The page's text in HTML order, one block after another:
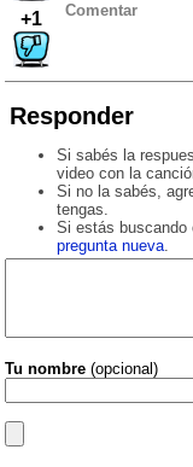
+1
Comentar
Responder
Si sabés la
video con la
Si no la sabés,
tengas.
Si estás buscando
pregunta nueva.
Tu nombre (opcional)